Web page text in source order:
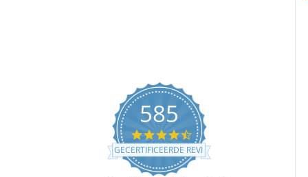
585
4.5
star
rating
GECERTIFICEERDE REVIEWS